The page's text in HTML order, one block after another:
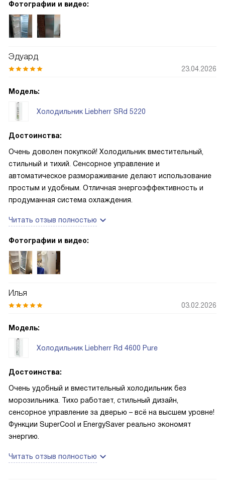
роликов и ручек транспортировка не стала испытанием.
Внутри всё продумано: полки из закалённого стекла
есть специальная полка для бутылок, держатель для яиц
и достаточно отделений на дверце. Зона для овощей и
заметно реже приходится выбрасывать продукты. Фильтр
с активированным углём избавляет от посторонних
запахов.
Фотографии и видео:
Эдуард
23.04.2026
Модель:
Холодильник Liebherr SRd 5220
Достоинства:
Очень доволен покупкой! Холодильник вместительный,
стильный и тихий. Сенсорное управление и
автоматическое размораживание делают использование
простым и удобным. Отличная энергоэффективность и
продуманная система охлаждения.
Читать отзыв полностью
Фотографии и видео:
Илья
03.02.2026
Модель:
Холодильник Liebherr Rd 4600 Pure
Достоинства:
Очень удобный и вместительный холодильник без
морозильника. Тихо работает, стильный дизайн,
сенсорное управление за дверью – всё на высшем уровне!
Функции SuperCool и EnergySaver реально экономят
энергию.
Читать отзыв полностью